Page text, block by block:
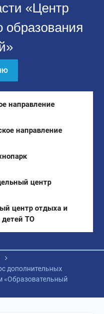
«Центр
образования
направление
направление
центр
центр отдыха и
детей ТО
дополнительных
«Образовательный